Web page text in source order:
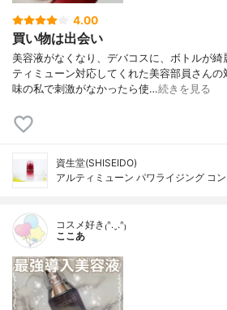
4.00
買い物は出会い
美容液がなくなり、デバコスに、ボトルが綺
ティミューン対応してくれた美容部員さん
味の私で刺激がなかったら使…続きを見る
資生堂(SHISEIDO)
アルティミューン パワライジング コ
コスメ好き₍ᐢ.ˬ.ᐢ₎
ここあ